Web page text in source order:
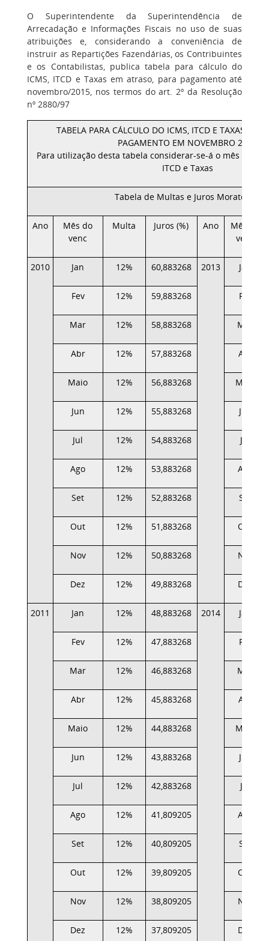
O Superintendente da Superintendência de
Arrecadação e Informações Fiscais no uso de suas
atribuições e, considerando a conveniência de
instruir as Repartições Fazendárias, os Contribuintes
e os Contabilistas, publica tabela para cálculo do
ICMS, ITCD e Taxas em atraso, para pagamento até
novembro/2015, nos termos do art. 2º da Resolução
nº 2880/97
TABELA PARA CÁLCULO DO ICMS, ITCD E TAXAS EM
PAGAMENTO EM NOVEMBRO 2015
Para utilização desta tabela considerar-se-á o mês de
ITCD e Taxas
Tabela de Multas e Juros Moratórios
Ano
Mês do
venc
Multa Juros (%) Ano
Mês do
venc
2010 Jan 12% 60,883268 2013 Jan
Fev 12% 59,883268 Fev
Mar 12% 58,883268 Mar
Abr 12% 57,883268 Abr
Maio 12% 56,883268 Maio
Jun 12% 55,883268 Jun
Jul 12% 54,883268 Jul
Ago 12% 53,883268 Ago
Set 12% 52,883268 Set
Out 12% 51,883268 Out
Nov 12% 50,883268 Nov
Dez 12% 49,883268 Dez
2011 Jan 12% 48,883268 2014 Jan
Fev 12% 47,883268 Fev
Mar 12% 46,883268 Mar
Abr 12% 45,883268 Abr
Maio 12% 44,883268 Maio
Jun 12% 43,883268 Jun
Jul 12% 42,883268 Jul
Ago 12% 41,809205 Ago
Set 12% 40,809205 Set
Out 12% 39,809205 Out
Nov 12% 38,809205 Nov
Dez 12% 37,809205 Dez